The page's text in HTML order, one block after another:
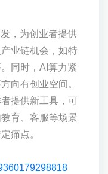
，为创业者提供
业链机会，如特
同时，AI算力紧
向有创业空间。
提供新工具，可
育、客服等场景
痛点。